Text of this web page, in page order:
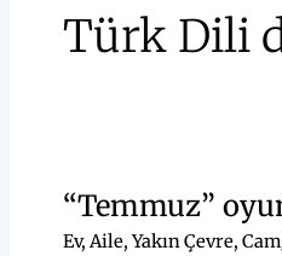
Türk Dili
“Temmuz”
Ev, Aile, Yakın Çevre,